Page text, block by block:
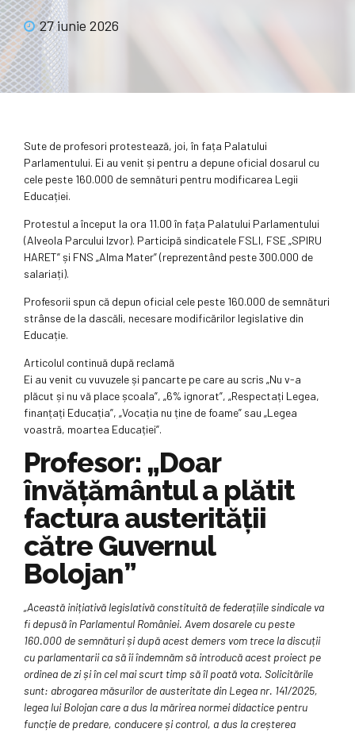
27 iunie 2026
Sute de profesori protestează, joi, în fața Palatului
Parlamentului. Ei au venit și pentru a depune oficial dosarul cu
cele peste 160.000 de semnături pentru modificarea Legii
Educației.
Protestul a început la ora 11.00 în fața Palatului Parlamentului
(Alveola Parcului Izvor). Participă sindicatele FSLI, FSE „SPIRU
HARET” și FNS „Alma Mater” (reprezentând peste 300.000 de
salariați).
Profesorii spun că depun oficial cele peste 160.000 de semnături
strânse de la dascăli, necesare modificărilor legislative din
Educație.
Articolul continuă după reclamă
Ei au venit cu vuvuzele și pancarte pe care au scris „Nu v-a
plăcut și nu vă place școala”, „6% ignorat”, „Respectați Legea,
finanțați Educația”, „Vocația nu ține de foame” sau „Legea
voastră, moartea Educației”.
Profesor: „Doar
învățământul a plătit
factura austerității
către Guvernul
Bolojan”
„Această inițiativă legislativă constituită de federațiile sindicale va
fi depusă în Parlamentul României. Avem dosarele cu peste
160.000 de semnături și după acest demers vom trece la discuții
cu parlamentarii ca să îi îndemnăm să introducă acest proiect pe
ordinea de zi și în cel mai scurt timp să îl poată vota. Solicitările
sunt: abrogarea măsurilor de austeritate din Legea nr. 141/2025,
legea lui Bolojan care a dus la mărirea normei didactice pentru
funcție de predare, conducere și control, a dus la creșterea